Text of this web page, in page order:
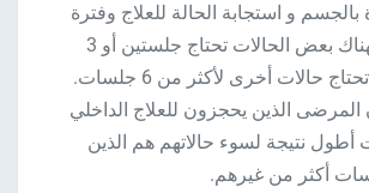
و استجابة الحالة للعلاج وفترة
الإدمان نفسها، فهناك بعض الحالات تحتاج جلستين أو 3
حالات أخرى لأكثر من 6 جلسات.
الذين يحجزون للعلاج الداخلي
أطول نتيجة لسوء حالاتهم هم الذين
أكثر من غيرهم.